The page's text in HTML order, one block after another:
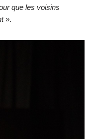
que les voisins
».